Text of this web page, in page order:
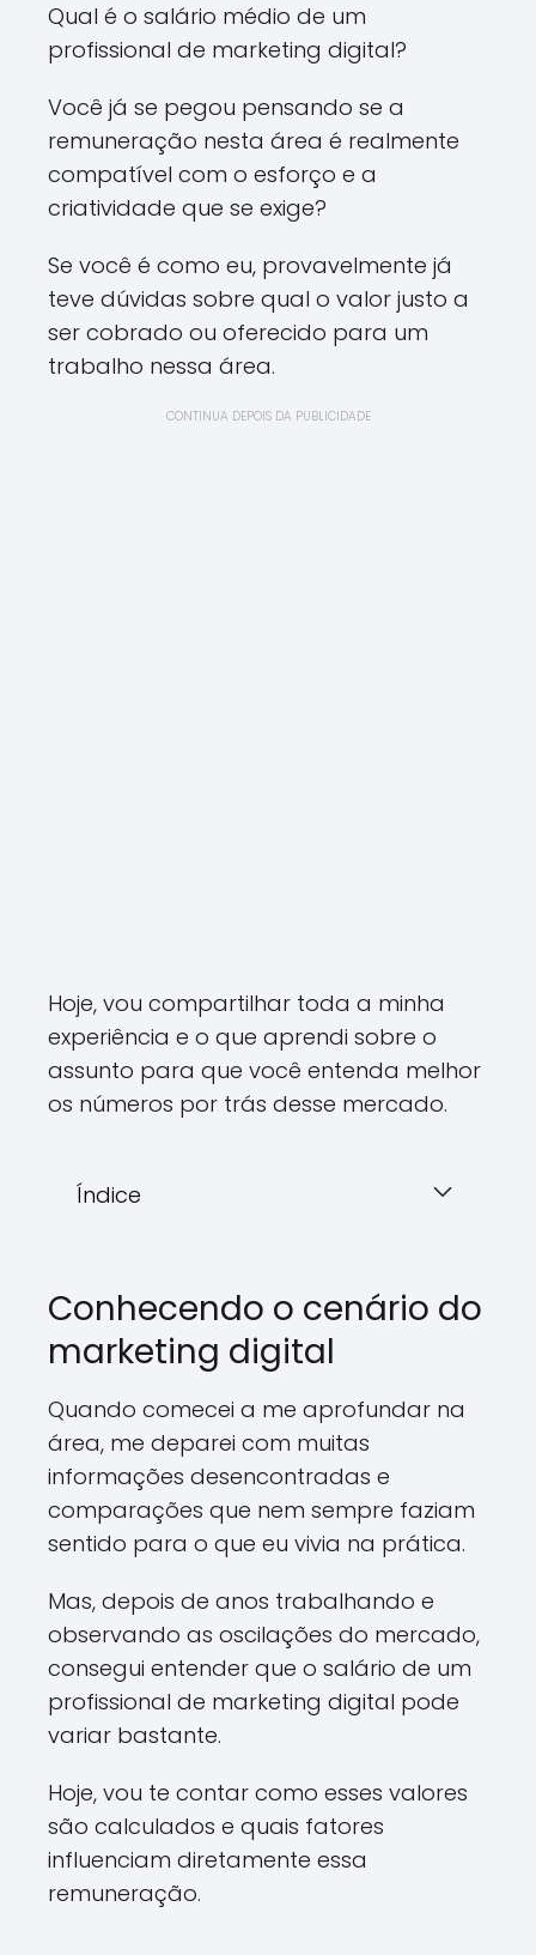
Qual é o salário médio de um
profissional de marketing digital?
Você já se pegou pensando se a
remuneração nesta área é realmente
compatível com o esforço e a
criatividade que se exige?
Se você é como eu, provavelmente já
teve dúvidas sobre qual o valor justo a
ser cobrado ou oferecido para um
trabalho nessa área.
CONTINUA DEPOIS DA PUBLICIDADE
Hoje, vou compartilhar toda a minha
experiência e o que aprendi sobre o
assunto para que você entenda melhor
os números por trás desse mercado.
Índice
Conhecendo o cenário do
marketing digital
Quando comecei a me aprofundar na
área, me deparei com muitas
informações desencontradas e
comparações que nem sempre faziam
sentido para o que eu vivia na prática.
Mas, depois de anos trabalhando e
observando as oscilações do mercado,
consegui entender que o salário de um
profissional de marketing digital pode
variar bastante.
Hoje, vou te contar como esses valores
são calculados e quais fatores
influenciam diretamente essa
remuneração.